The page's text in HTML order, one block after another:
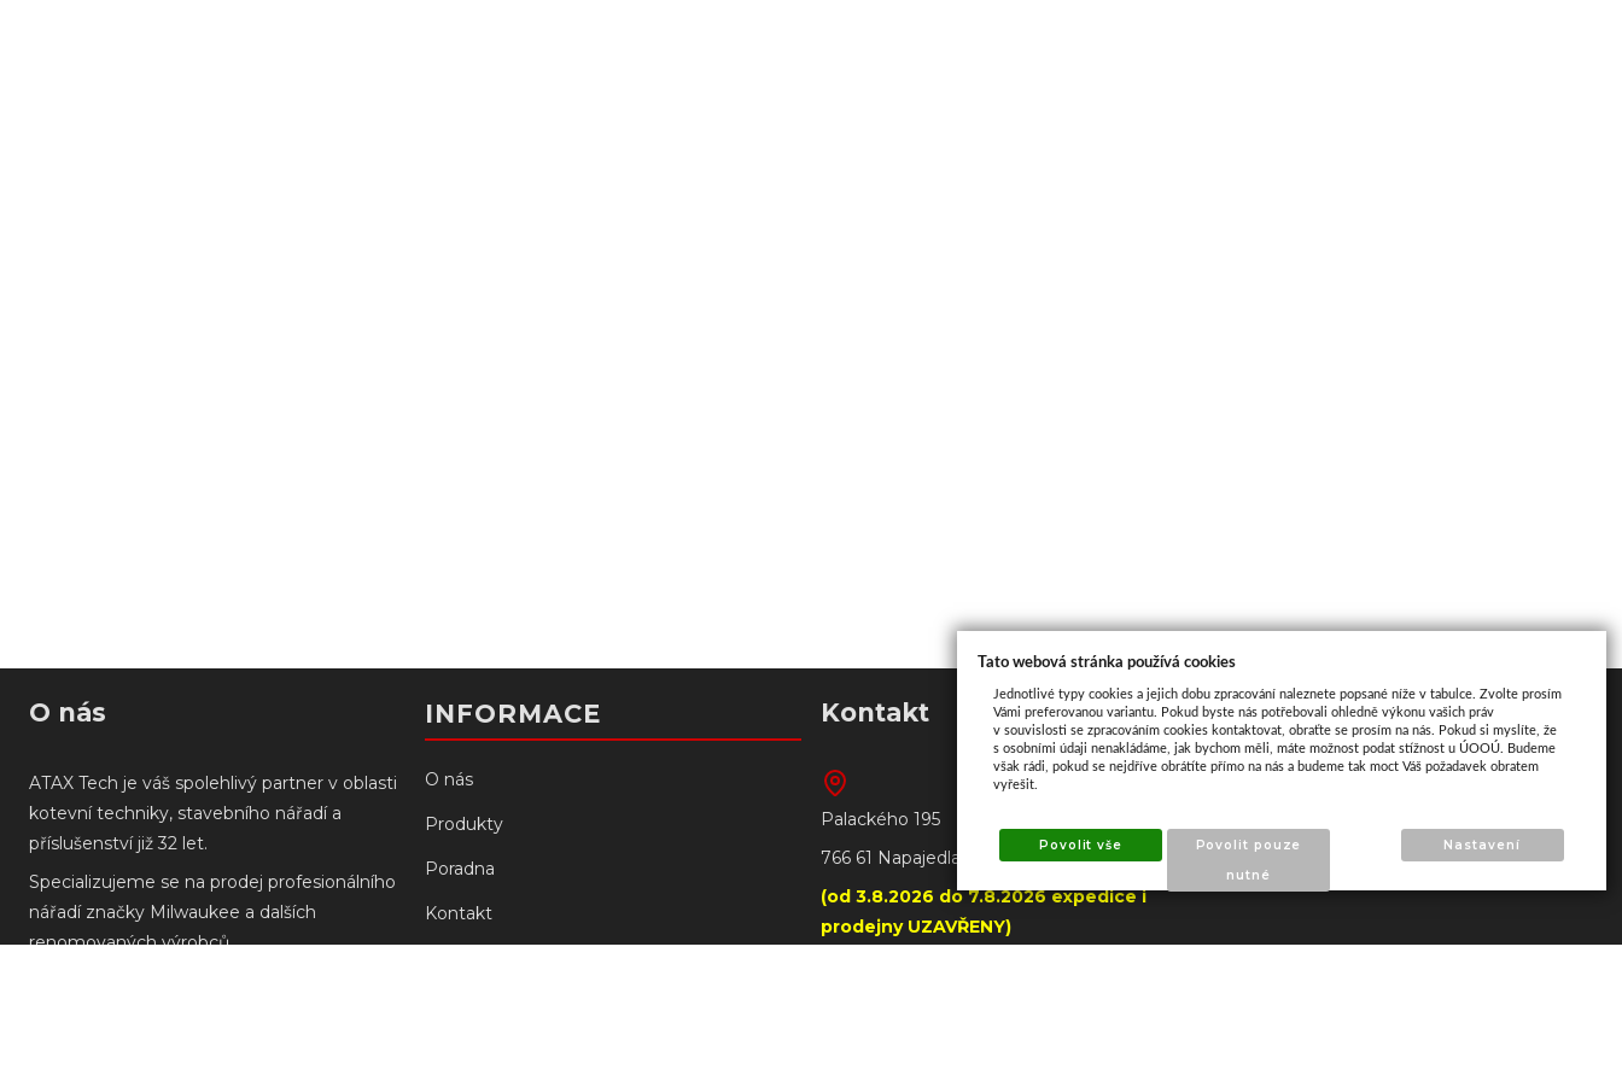
O nás
ATAX Tech je váš spolehlivý partner v oblasti
kotevní techniky, stavebního nářadí a
příslušenství již 32 let.
Specializujeme se na prodej profesionálního
nářadí značky Milwaukee a dalších
renomovaných výrobců.
INFORMACE
O nás
Produkty
Poradna
Kontakt
Kontakt
Palackého 195
766 61 Napajedla
(od 3.8.2026 do 7.8.2026 expedice i
prodejny UZAVŘENY)
Mapa
Tato webová stránka používá cookies
Jednotlivé typy cookies a jejich dobu zpracování naleznete popsané níže v tabulce. Zvolte prosím
Vámi preferovanou variantu. Pokud byste nás potřebovali ohledně výkonu vašich práv
v souvislosti se zpracováním cookies kontaktovat, obraťte se prosím na nás. Pokud si myslíte, že
s osobními údaji nenakládáme, jak bychom měli, máte možnost podat stížnost u ÚOOÚ. Budeme
však rádi, pokud se nejdříve obrátíte přímo na nás a budeme tak moct Váš požadavek obratem
vyřešit.
Povolit vše
Povolit pouze
nutné
Nastavení